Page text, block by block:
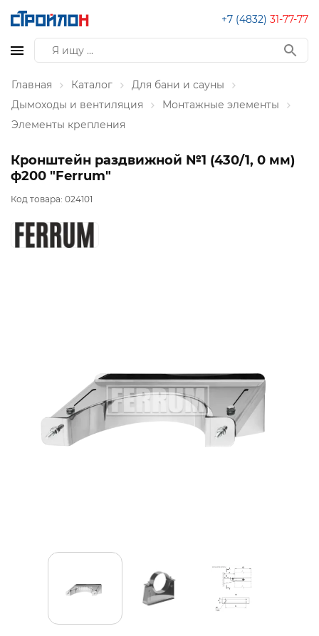
+7 (4832) 31-77-77
Главная Каталог
Для бани и сауны
Дымоходы и вентиляция
Монтажные элементы
Элементы крепления
Кронштейн раздвижной №1 (430/1, 0 мм)
ф200 "Ferrum"
Код товара: 024101